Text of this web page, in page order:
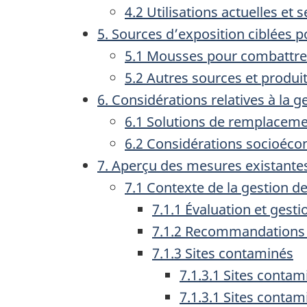
4.2 Utilisations actuelles et
5. Sources d’exposition ciblées
5.1 Mousses pour
5.2 Autres sources et
6. Considérations relatives à la
6.1 Solutions de
6.2 Considérations
7. Aperçu des mesures
7.1 Contexte de la gestion
7.1.1 Évaluation et
7.1.2
7.1.3 Sites contaminés
7.1.3.1 Sites
7.1.3.1 Sites